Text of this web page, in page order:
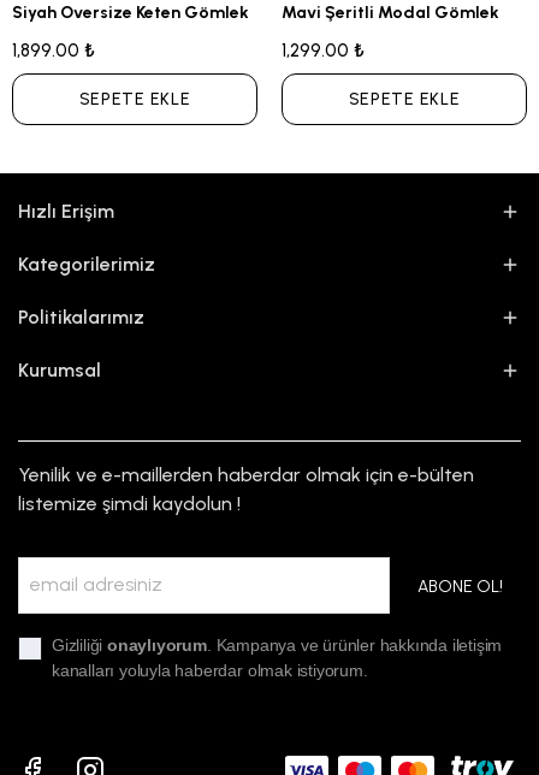
Siyah Oversize Keten Gömlek
1,899.00 ₺
SEPETE EKLE
Mavi Şeritli Modal Gömlek
1,299.00 ₺
SEPETE EKLE
Hızlı Erişim
Kategorilerimiz
Politikalarımız
Kurumsal
Yenilik ve e-maillerden haberdar olmak için e-bülten
listemize şimdi kaydolun !
ABONE OL!
Gizliliğionaylıyorum. Kampanya ve ürünler hakkında iletişim
kanalları yoluyla haberdar olmak istiyorum.